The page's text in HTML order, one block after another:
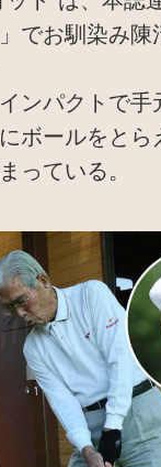
でお馴染み陳
ンパクトで手
ボールをとら
っている。